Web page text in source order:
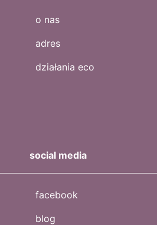
o nas
adres
działania eco
social media
facebook
blog